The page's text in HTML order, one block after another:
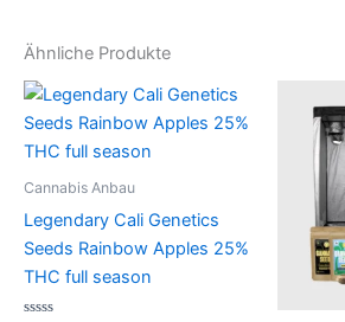
Ähnliche Produkte
Cannabis Anbau
Legendary Cali Genetics
Seeds Rainbow Apples 25%
THC full season